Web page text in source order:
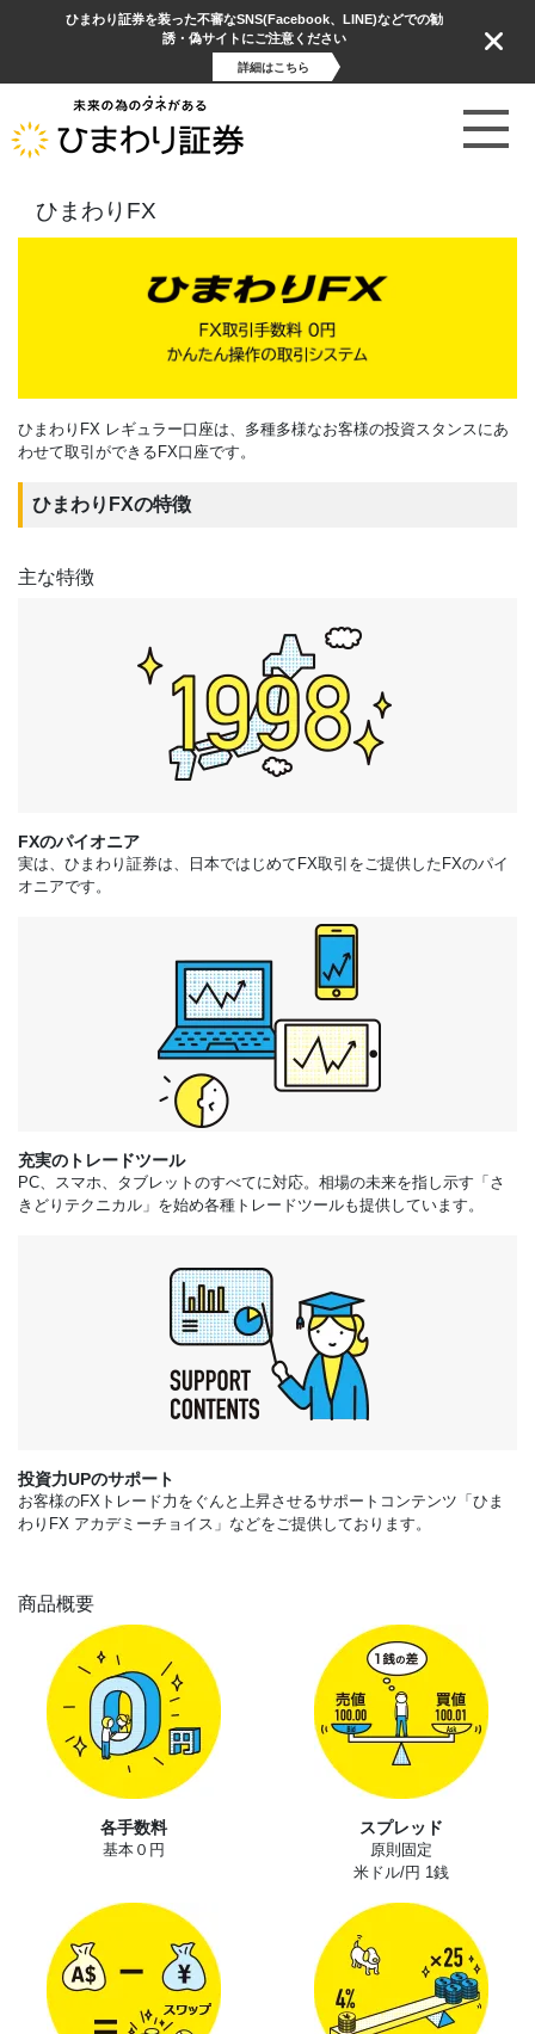
ひまわり証券を装った不審なSNS(Facebook、LINE)などでの勧
誘・偽サイトにご注意ください
詳細はこちら
ひまわりFX
ひまわりFX レギュラー口座は、多種多様なお客様の投資スタンスにあ
わせて取引ができるFX口座です。
ひまわりFXの特徴
主な特徴
FXのパイオニア
実は、ひまわり証券は、日本ではじめてFX取引をご提供したFXのパイ
オニアです。
充実のトレードツール
PC、スマホ、タブレットのすべてに対応。相場の未来を指し示す「さ
きどりテクニカル」を始め各種トレードツールも提供しています。
投資力UPのサポート
お客様のFXトレード力をぐんと上昇させるサポートコンテンツ「ひま
わりFX アカデミーチョイス」などをご提供しております。
商品概要
各手数料
基本０円
スプレッド
原則固定
米ドル/円 1銭